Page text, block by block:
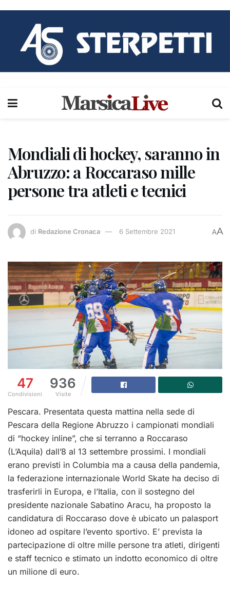
Mondiali di hockey, saranno in
Abruzzo: a Roccaraso mille
persone tra atleti e tecnici
di Redazione Cronaca 6 Settembre 2021 AA
47
Condivisioni
936
Visite
Pescara. Presentata questa mattina nella sede di
Pescara della Regione Abruzzo i campionati mondiali
di “hockey inline”, che si terranno a Roccaraso
(L’Aquila) dall’8 al 13 settembre prossimi. I mondiali
erano previsti in Columbia ma a causa della pandemia,
la federazione internazionale World Skate ha deciso di
trasferirli in Europa, e l’Italia, con il sostegno del
presidente nazionale Sabatino Aracu, ha proposto la
candidatura di Roccaraso dove è ubicato un palasport
idoneo ad ospitare l’evento sportivo. E’ prevista la
partecipazione di oltre mille persone tra atleti, dirigenti
e staff tecnico e stimato un indotto economico di oltre
un milione di euro.